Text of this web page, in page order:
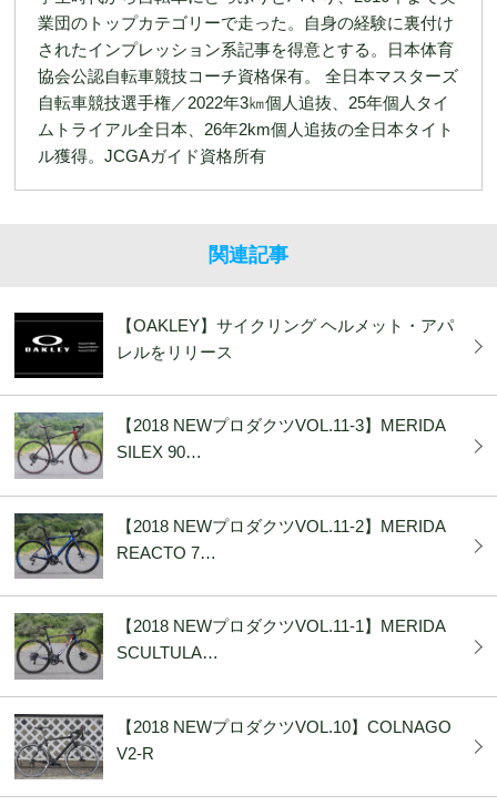
業団のトップカテゴリーで走った。自身の経験に裏付け
されたインプレッション系記事を得意とする。日本体育
協会公認自転車競技コーチ資格保有。 全日本マスターズ
自転車競技選手権／2022年3㎞個人追抜、25年個人タイ
ムトライアル全日本、26年2km個人追抜の全日本タイト
ル獲得。JCGAガイド資格所有
関連記事
【OAKLEY】サイクリング ヘルメット・アパ
レルをリリース
【2018 NEWプロダクツVOL.11-3】MERIDA
SILEX 90…
【2018 NEWプロダクツVOL.11-2】MERIDA
REACTO 7…
【2018 NEWプロダクツVOL.11-1】MERIDA
SCULTULA…
【2018 NEWプロダクツVOL.10】COLNAGO
V2-R